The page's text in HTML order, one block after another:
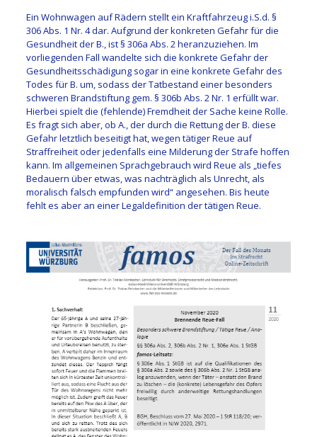
Ein Wohnwagen auf Rädern stellt ein Kraftfahrzeug i.S.d. §
306 Abs. 1 Nr. 4 dar. Aufgrund der konkreten Gefahr für die
Gesundheit der B., ist § 306a Abs. 2 heranzuziehen. Im
vorliegenden Fall wandelte sich die konkrete Gefahr der
Gesundheitsschädigung sogar in eine konkrete Gefahr des
Todes für B. um, sodass der Tatbestand einer besonders
schweren Brandstiftung gem. § 306b Abs. 2 Nr. 1 erfüllt war.
Hierbei spielt die (fehlende) Fremdheit der Sache keine Rolle.
Es fragt sich aber, ob A., der durch die Rettung der B. diese
Gefahr letztlich beseitigt hat, wegen tätiger Reue auf
Straffreiheit oder jedenfalls eine Milderung der Strafe hoffen
kann. Im allgemeinen Sprachgebrauch wird Reue als „tiefes
Bedauern über etwas, was nachträglich als Unrecht, als
moralisch falsch empfunden wird“ angesehen. Bis heute
fehlt es aber an einer Legaldefinition der tätigen Reue.